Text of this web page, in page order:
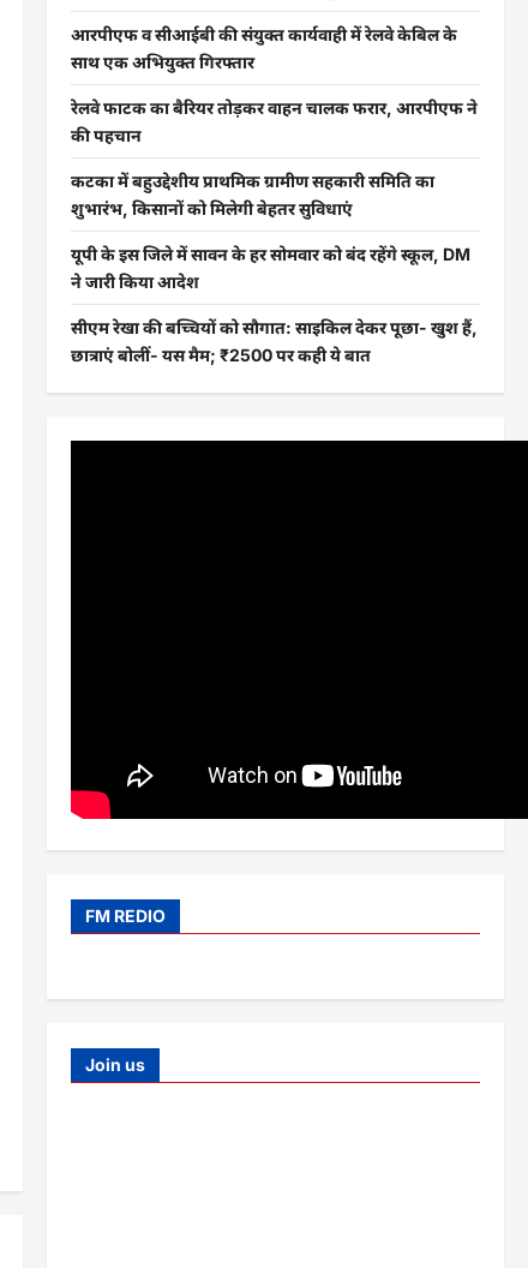
आरपीएफ व सीआईबी की संयुक्त कार्यवाही में रेलवे केबिल के
साथ एक अभियुक्त गिरफ्तार
रेलवे फाटक का बैरियर तोड़कर वाहन चालक फरार, आरपीएफ ने
की पहचान
कटका में बहुउद्देशीय प्राथमिक ग्रामीण सहकारी समिति का
शुभारंभ, किसानों को मिलेगी बेहतर सुविधाएं
यूपी के इस जिले में सावन के हर सोमवार को बंद रहेंगे स्कूल, DM
ने जारी किया आदेश
सीएम रेखा की बच्चियों को सौगात: साइकिल देकर पूछा- खुश हैं,
छात्राएं बोलीं- यस मैम; ₹2500 पर कही ये बात
FM REDIO
Join us